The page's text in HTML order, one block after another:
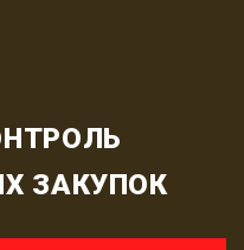
ЗАКУПОК